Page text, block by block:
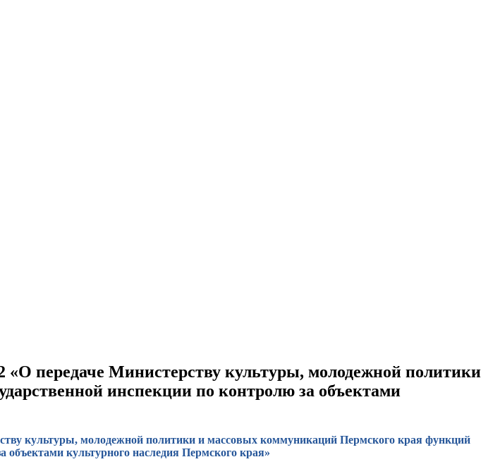
«О передаче Министерству культуры, молодежной политики
инспекции по контролю за объектами
культуры, молодежной политики и массовых коммуникаций Пермского края функций
объектами культурного наследия Пермского края»